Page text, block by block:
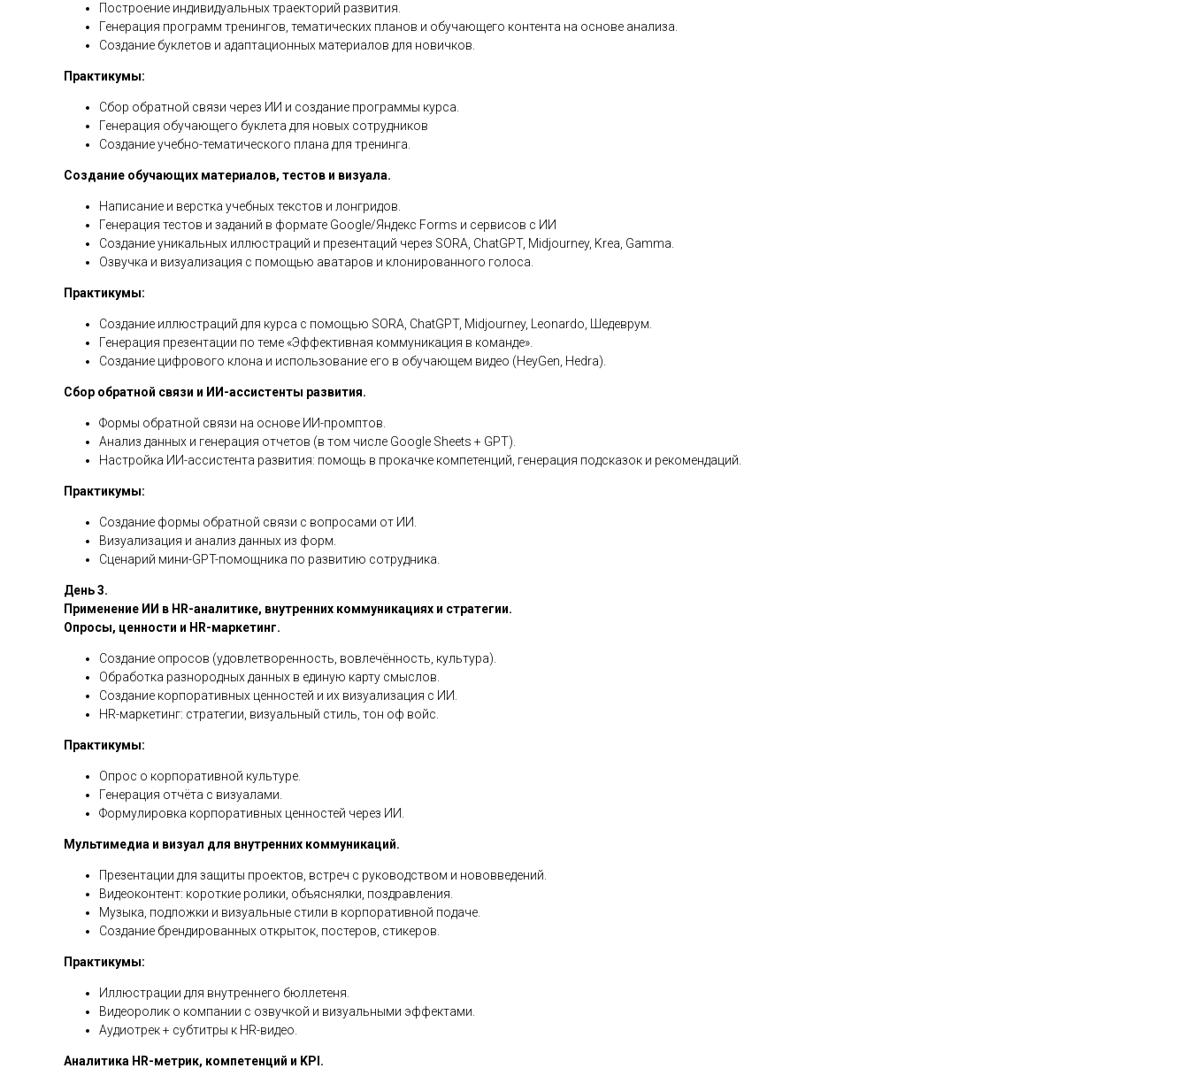
Построение индивидуальных траекторий развития.
Генерация программ тренингов, тематических планов и обучающего контента на основе анализа.
Создание буклетов и адаптационных материалов для новичков.
Практикумы:
Сбор обратной связи через ИИ и создание программы курса.
Генерация обучающего буклета для новых сотрудников
Создание учебно-тематического плана для тренинга.
Создание обучающих материалов, тестов и визуала.
Написание и верстка учебных текстов и лонгридов.
Генерация тестов и заданий в формате Google/Яндекс Forms и сервисов с ИИ
Создание уникальных иллюстраций и презентаций через SORA, ChatGPT, Midjourney, Krea, Gamma.
Озвучка и визуализация с помощью аватаров и клонированного голоса.
Практикумы:
Создание иллюстраций для курса с помощью SORA, ChatGPT, Midjourney, Leonardo, Шедеврум.
Генерация презентации по теме «Эффективная коммуникация в команде».
Создание цифрового клона и использование его в обучающем видео (HeyGen, Hedra).
Сбор обратной связи и ИИ-ассистенты развития.
Формы обратной связи на основе ИИ-промптов.
Анализ данных и генерация отчетов (в том числе Google Sheets + GPT).
Настройка ИИ-ассистента развития: помощь в прокачке компетенций, генерация подсказок и рекомендаций.
Практикумы:
Создание формы обратной связи с вопросами от ИИ.
Визуализация и анализ данных из форм.
Сценарий мини-GPT-помощника по развитию сотрудника.
День 3.
Применение ИИ в HR-аналитике, внутренних коммуникациях и стратегии.
Опросы, ценности и HR-маркетинг.
Создание опросов (удовлетворенность, вовлечённость, культура).
Обработка разнородных данных в единую карту смыслов.
Создание корпоративных ценностей и их визуализация с ИИ.
HR-маркетинг: стратегии, визуальный стиль, тон оф войс.
Практикумы:
Опрос о корпоративной культуре.
Генерация отчёта с визуалами.
Формулировка корпоративных ценностей через ИИ.
Мультимедиа и визуал для внутренних коммуникаций.
Презентации для защиты проектов, встреч с руководством и нововведений.
Видеоконтент: короткие ролики, объяснялки, поздравления.
Музыка, подложки и визуальные стили в корпоративной подаче.
Создание брендированных открыток, постеров, стикеров.
Практикумы:
Иллюстрации для внутреннего бюллетеня.
Видеоролик о компании с озвучкой и визуальными эффектами.
Аудиотрек + субтитры к HR-видео.
Аналитика HR-метрик, компетенций и KPI.